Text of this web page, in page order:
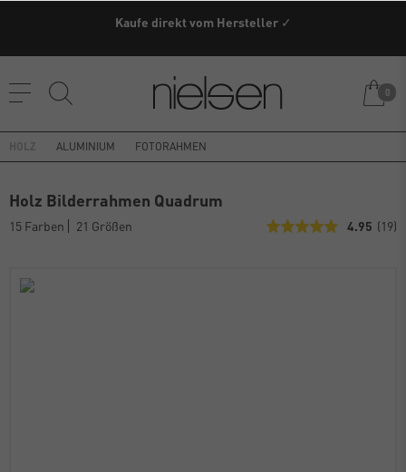
Kaufe direkt vom Hersteller ✓
0
ALUMINIUM FOTORAHMEN
Holz Bilderrahmen Quadrum
15 Farben 21 Größen 4.95 (19)